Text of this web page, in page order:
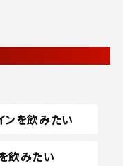
ンを飲みたい
飲みたい